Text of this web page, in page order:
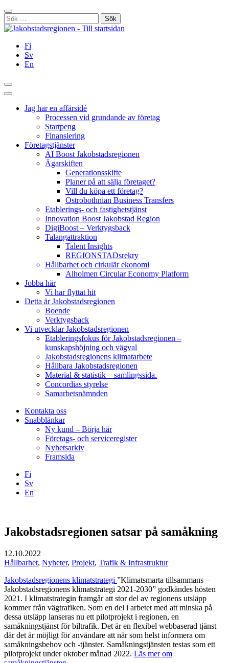
Hoppa
till
innehållet
Stäng
Sök
efter:
Fi
Sv
En
Sök
Huvudmeny
Jag har en affärsidé
Processen vid grundande av företag
Startpeng
Finansiering
Företagstjänster
AI Boost Jakobstadsregionen
Ägarskiften
Generationsskifte
Planer på att sälja företaget?
Vill du köpa ett företag?
Ostrobothnian Business Transfers
Etablerings- och fastighetstjänst
Innovation Boost Jakobstad Region
DigiBoost – Verktygsback
Talangattraktion
Talent Insights
REGIONSTADsrekry
Hållbarhet och cirkulär ekonomi
Alholmen Circular Economy Platform
Jobba här
Vi har flyttat hit
Detta är Jakobstadsregionen
Boende
Verktygsback
Vi utvecklar Jakobstadsregionen
Etableringsfokus för Jakobstadsregionen –
kunskapshöjning och vägval
Jakobstadsregionens klimatarbete
Hållbara Jakobstadsregionen
Material & statistik – samlingssida.
Concordias styrelse
Samarbetsnämnden
Kontakta oss
Snabblänkar
Ny kund – Börja här
Företags- och serviceregister
Nyhetsarkiv
Framsida
Fi
Sv
En
Jakobstadsregionen satsar på samåkning
12.10.2022
Hållbarhet, Nyheter, Projekt, Trafik & Infrastruktur
Jakobstadsregionens klimatstrategi ”Klimatsmarta tillsammans –
Jakobstadsregionens klimatstrategi 2021-2030” godkändes hösten
2021. I klimatstrategin framgår att stor del av regionens utsläpp
kommer från vägtrafiken. Som en del i arbetet med att minska på
dessa utsläpp lanseras nu ett pilotprojekt i regionen, en
samåkningstjänst för biltrafik. Det är en flexibel webbaserad tjänst
där det är möjligt för användare att när som helst informera om
samåkningsbehov och -tjänster. Samåkningstjänsten testas som ett
pilotprojekt under oktober månad 2022. Läs mer om